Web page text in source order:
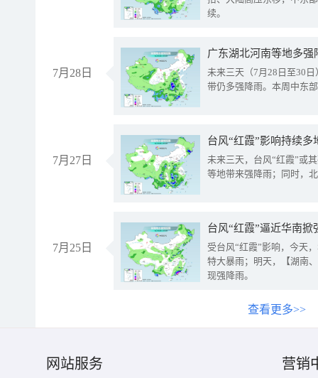
续。
7月28日
广东湖北河南等地多
未来三天（7月28日至30
带仍多强降雨。本周中东
7月27日
台风“红霞”影响持续
未来三天，台风“红霞”或
等地带来强降雨；同时，
7月25日
台风“红霞”逼近华南
受台风“红霞”影响，今天
特大暴雨；明天，【湖南
现强降雨。
查看更多>>
网站服务 营销